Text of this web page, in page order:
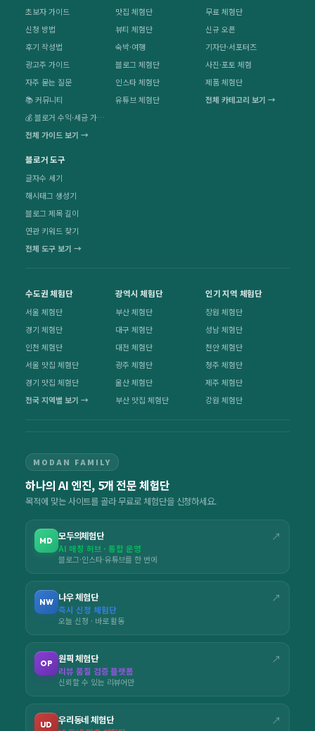
초보자 가이드
신청 방법
후기 작성법
광고주 가이드
자주 묻는 질문
📚 커뮤니티
💰 블로거 수익·세금 가이드
전체 가이드 보기 →
맛집 체험단
뷰티 체험단
숙박·여행
블로그 체험단
인스타 체험단
유튜브 체험단
무료 체험단
신규 오픈
기자단·서포터즈
사진·포토 체험
제품 체험단
전체 카테고리 보기 →
블로거 도구
글자수 세기
해시태그 생성기
블로그 제목 길이
연관 키워드 찾기
전체 도구 보기 →
수도권 체험단
서울 체험단
경기 체험단
인천 체험단
서울 맛집 체험단
경기 맛집 체험단
전국 지역별 보기 →
광역시 체험단
부산 체험단
대구 체험단
대전 체험단
광주 체험단
울산 체험단
부산 맛집 체험단
인기 지역 체험단
창원 체험단
성남 체험단
천안 체험단
청주 체험단
제주 체험단
강원 체험단
MODAN FAMILY
하나의 AI 엔진, 5개 전문 체험단
목적에 맞는 사이트를 골라 무료로 체험단을 신청하세요.
MD 모두의체험단 ↗
AI 매칭 허브 · 통합 운영
블로그·인스타·유튜브를 한 번에
NW 나우 체험단 ↗
즉시 신청 체험단
오늘 신청 · 바로 활동
OP 원픽 체험단 ↗
리뷰 품질 검증 플랫폼
신뢰할 수 있는 리뷰어만
UD 우리동네 체험단 ↗